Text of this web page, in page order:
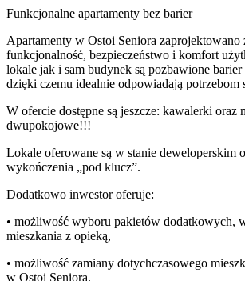
Funkcjonalne apartamenty bez barier
Apartamenty w Ostoi Seniora zaprojektowano
funkcjonalność, bezpieczeństwo i komfort
lokale jak i sam budynek są pozbawione
dzięki czemu idealnie odpowiadają potrzebom
W ofercie dostępne są jeszcze: kawalerki oraz
dwupokojowe!!!
Lokale oferowane są w stanie deweloperskim
wykończenia „pod klucz”.
Dodatkowo inwestor oferuje:
• możliwość wyboru pakietów dodatkowych,
mieszkania z opieką,
• możliwość zamiany dotychczasowego
w Ostoi Seniora.